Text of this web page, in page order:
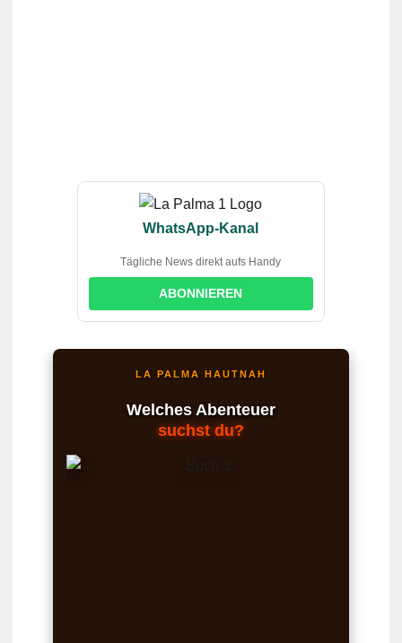
WhatsApp-Kanal
Tägliche News direkt aufs Handy
ABONNIEREN
LA PALMA HAUTNAH
Welches Abenteuer
suchst du?